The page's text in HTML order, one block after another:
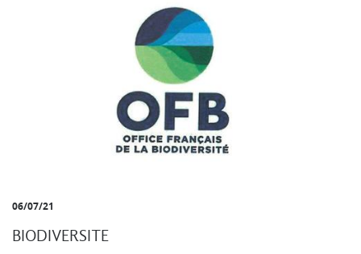
06/07/21
BIODIVERSITE